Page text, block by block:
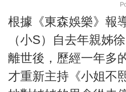
根據《東森娛樂》報
（小S）自去年親姊
離世後，歷經一年多
才重新主持《小姐不